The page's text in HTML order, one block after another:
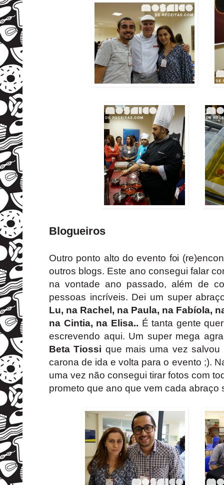
Blogueiros
Outro ponto alto do evento foi
outros blogs. Este ano consegui falar
na vontade ano passado, além de
pessoas incríveis. Dei um super
Lu, na Rachel , na Paula, na Fabíola,
na Cintia, na Elisa.. É tanta gente
escrevendo aqui. Um super mega
Beta Tiossi que mais uma vez
carona de ida e volta para o evento ;).
uma vez não consegui tirar fotos com
prometo que ano que vem cada abraço